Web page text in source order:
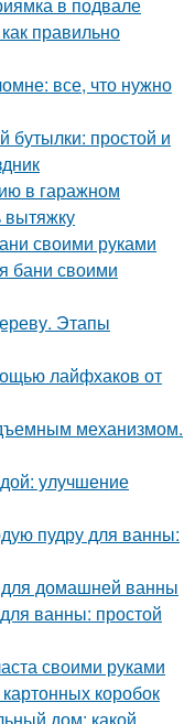
в подвале
правильно
все, что нужно
бутылки: простой и
в гаражном
вытяжку
своими руками
бани своими
Этапы
лайфхаков от
механизмом.
улучшение
пудру для ванны:
для домашней ванны
ванны: простой
своими руками
коробок